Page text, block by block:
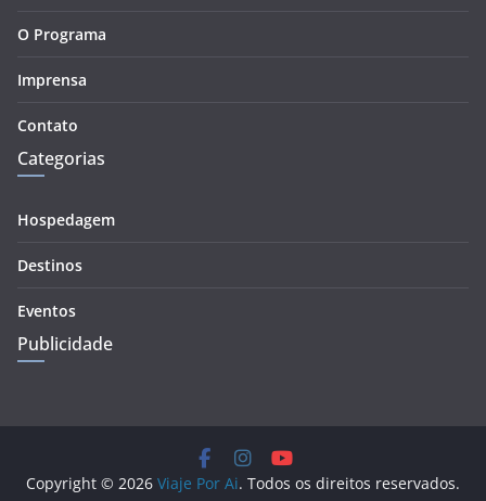
O Programa
Imprensa
Contato
Categorias
Hospedagem
Destinos
Eventos
Publicidade
Copyright © 2026 Viaje Por Ai. Todos os direitos reservados.